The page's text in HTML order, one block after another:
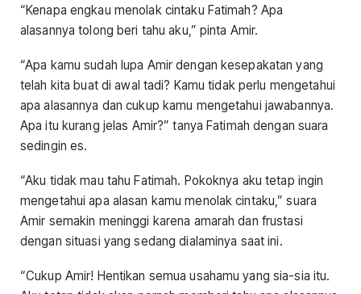
“Kenapa engkau menolak cintaku Fatimah? Apa
alasannya tolong beri tahu aku,” pinta Amir.
“Apa kamu sudah lupa Amir dengan kesepakatan yang
telah kita buat di awal tadi? Kamu tidak perlu mengetahui
apa alasannya dan cukup kamu mengetahui jawabannya.
Apa itu kurang jelas Amir?” tanya Fatimah dengan suara
sedingin es.
“Aku tidak mau tahu Fatimah. Pokoknya aku tetap ingin
mengetahui apa alasan kamu menolak cintaku,” suara
Amir semakin meninggi karena amarah dan frustasi
dengan situasi yang sedang dialaminya saat ini.
“Cukup Amir! Hentikan semua usahamu yang sia-sia itu.